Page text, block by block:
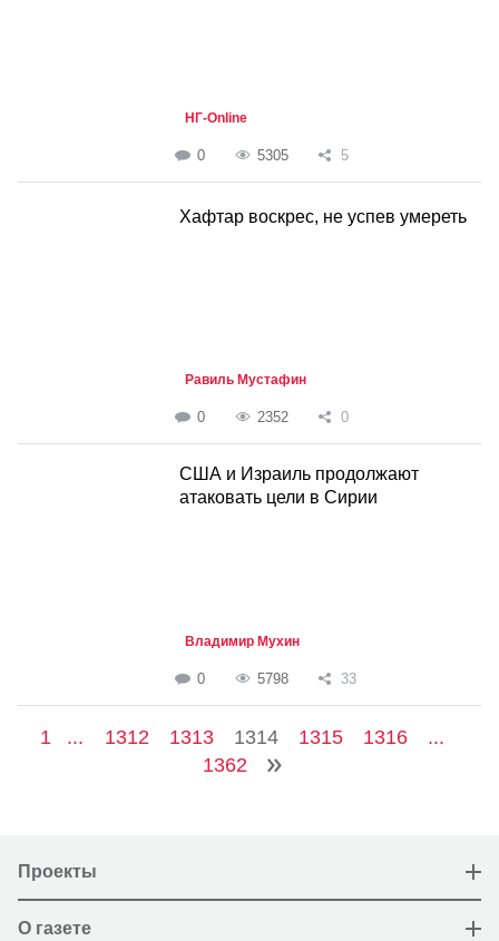
НГ-Online
0 5305 5
Хафтар воскрес, не успев умереть
Равиль Мустафин
0 2352 0
США и Израиль продолжают
атаковать цели в Сирии
Владимир Мухин
0 5798 33
1 ... 1312 1313 1314 1315 1316
...
1362
Проекты
О газете